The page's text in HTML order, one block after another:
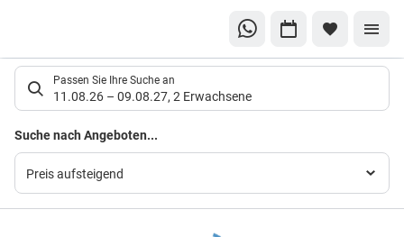
Suchlistenseite
Passen Sie Ihre Suche an
11.08.26 – 09.08.27, 2 Erwachsene
Suche nach Angeboten...
Preis aufsteigend